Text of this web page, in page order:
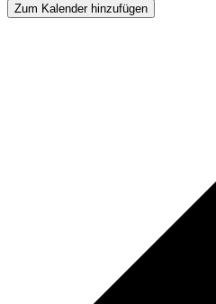
Zum Kalender hinzufügen